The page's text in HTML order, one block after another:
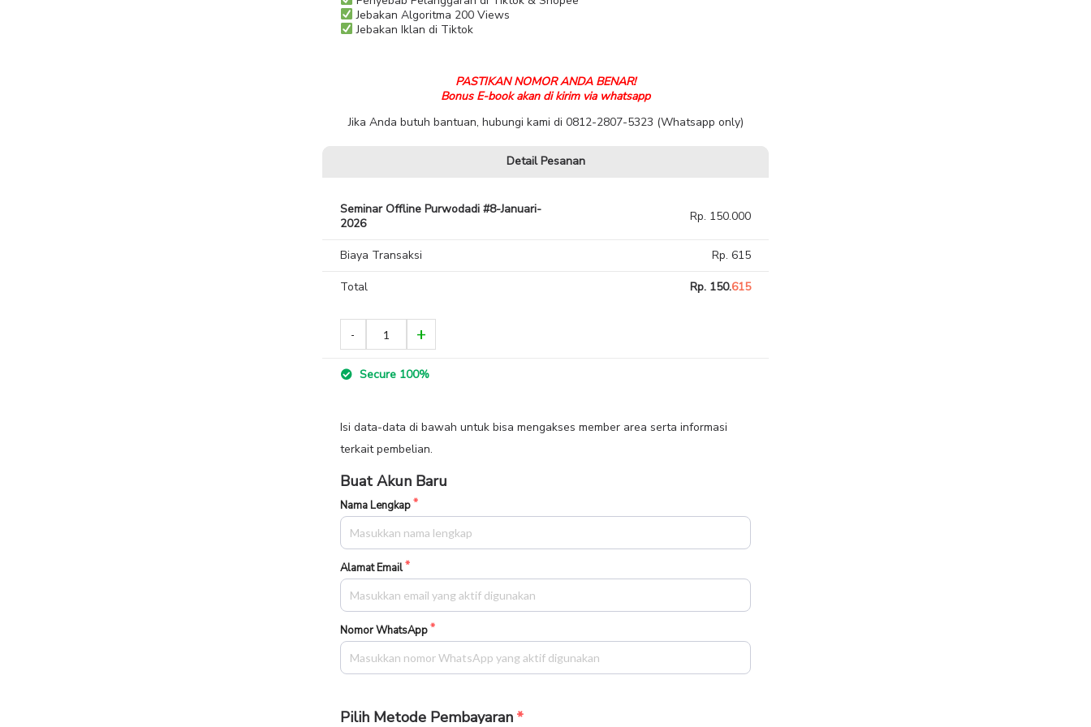
Jebakan Algoritma 200 Views
Jebakan Iklan di Tiktok
PASTIKAN NOMOR ANDA BENAR!
Bonus E-book akan di kirim via whatsapp
Jika Anda butuh bantuan, hubungi kami di 0812-2807-5323 (Whatsapp only)
Detail Pesanan
Seminar Offline Purwodadi #8-Januari-
2026
Rp. 150.000
Biaya Transaksi Rp. 615
Total Rp. 150.615
Secure 100%
Isi data-data di bawah untuk bisa mengakses member area serta informasi
terkait pembelian.
Buat Akun Baru
Nama Lengkap
Alamat Email
Nomor WhatsApp
Pilih Metode Pembayaran